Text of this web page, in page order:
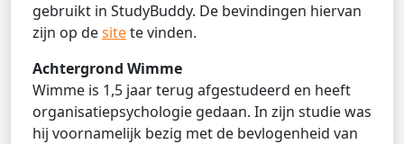
gebruikt in StudyBuddy. De bevindingen hiervan
zijn op desitete vinden.
Achtergrond Wimme
Wimme is 1,5 jaar terug afgestudeerd en heeft
organisatiepsychologie gedaan. In zijn studie was
hij voornamelijk bezig met de bevlogenheid van